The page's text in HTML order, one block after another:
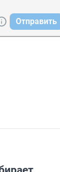
Отправить